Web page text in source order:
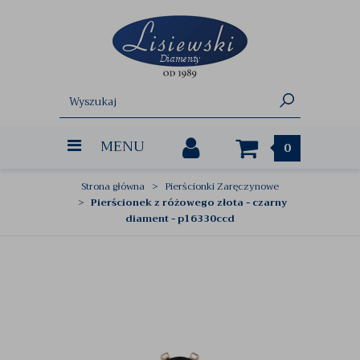
MENU 0
Strona główna
Pierścionki Zaręczynowe
Pierścionek z różowego złota - czarny
diament - p16330ccd